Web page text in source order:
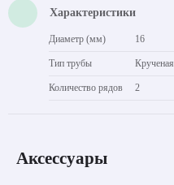
Характеристики
Диаметр (мм) 16
Тип трубы Крученая
Количество рядов 2
Аксессуары